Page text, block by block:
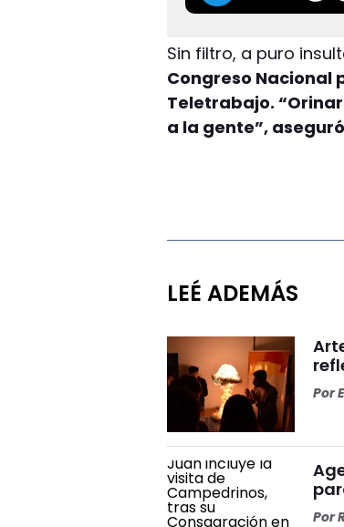
Sin filtro, a puro
Congreso Nacional
Teletrabajo.
a la gente”,
LEÉ ADEMÁS
Por
Por